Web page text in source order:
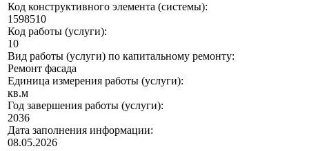
Код конструктивного элемента (системы):
1598510
Код работы (услуги):
10
Вид работы (услуги) по капитальному ремонту:
Ремонт фасада
Единица измерения работы (услуги):
кв.м
Год завершения работы (услуги):
2036
Дата заполнения информации:
08.05.2026